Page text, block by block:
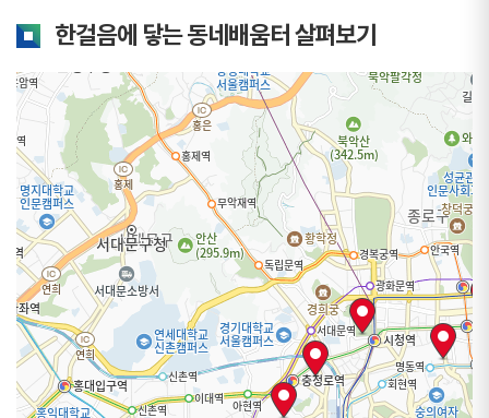
한걸음에 닿는 동네배움터 살펴보기